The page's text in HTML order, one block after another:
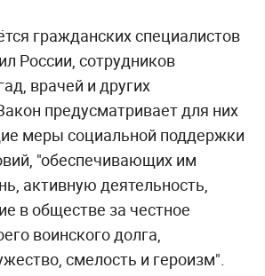
гражданских специалистов
России, сотрудников
врачей и других
предусматривает для них
меры социальной поддержки
"обеспечивающих им
активную деятельность,
в обществе за честное
воинского долга,
смелость и героизм".